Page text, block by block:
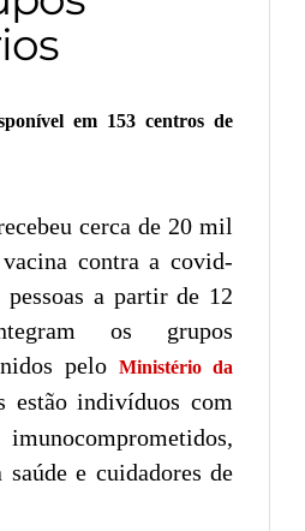
em 153 centros de
cerca de 20 mil
contra a covid-
pessoas a partir de 12
os grupos
pelo Ministério da
estão indivíduos com
saúde e cuidadores de